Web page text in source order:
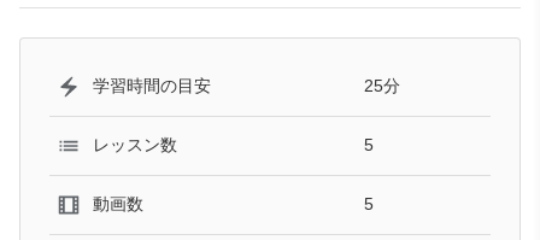
学習時間の目安 25分
レッスン数 5
動画数 5